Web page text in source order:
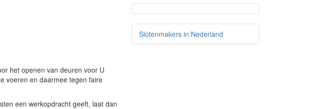
het openen van deuren voor U
voeren en daarmee tegen faire
een werkopdracht geeft, laat dan
Slotenmakers in Nederland